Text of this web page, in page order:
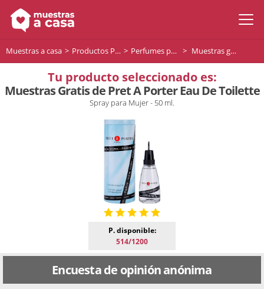
Muestras a casa Productos Premium Perfumes para mujer Muestras gratis de Pret A Porter Eau De Toilette
Tu producto seleccionado es:
Muestras Gratis de Pret A Porter Eau De Toilette
Spray para Mujer - 50 ml.
P. disponible:
514/1200
Encuesta de opinión anónima